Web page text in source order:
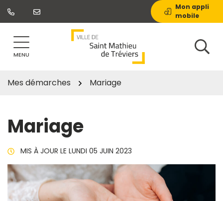
Aller
Mon appli
mobile
MENU
Mes démarches Mariage
Mariage
MIS À JOUR LE LUNDI 05 JUIN 2023